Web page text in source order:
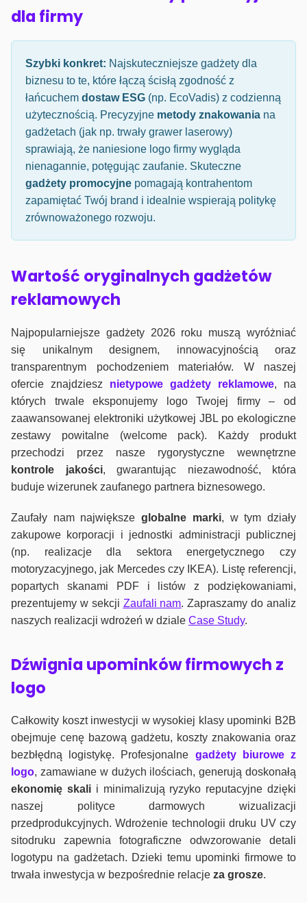
dla firmy
Szybki konkret: Najskuteczniejsze gadżety dla
biznesu to te, które łączą ścisłą zgodność z
łańcuchem dostaw ESG (np. EcoVadis) z codzienną
użytecznością. Precyzyjne metody znakowania na
gadżetach (jak np. trwały grawer laserowy)
sprawiają, że naniesione logo firmy wygląda
nienagannie, potęgując zaufanie. Skuteczne
gadżety promocyjne pomagają kontrahentom
zapamiętać Twój brand i idealnie wspierają politykę
zrównoważonego rozwoju.
Wartość oryginalnych gadżetów
reklamowych
Najpopularniejsze gadżety 2026 roku muszą wyróżniać
się unikalnym designem, innowacyjnością oraz
transparentnym pochodzeniem materiałów. W naszej
ofercie znajdziesz nietypowe gadżety reklamowe, na
których trwale eksponujemy logo Twojej firmy – od
zaawansowanej elektroniki użytkowej JBL po ekologiczne
zestawy powitalne (welcome pack). Każdy produkt
przechodzi przez nasze rygorystyczne wewnętrzne
kontrole jakości, gwarantując niezawodność, która
buduje wizerunek zaufanego partnera biznesowego.
Zaufały nam największeglobalne marki, w tym działy
zakupowe korporacji i jednostki administracji publicznej
(np. realizacje dla sektora energetycznego czy
motoryzacyjnego, jak Mercedes czy IKEA). Listę referencji,
popartych skanami PDF i listów z podziękowaniami,
prezentujemy w sekcji Zaufali nam. Zapraszamy do analiz
naszych realizacji wdrożeń w dziale Case Study.
Dźwignia upominków firmowych z
logo
Całkowity koszt inwestycji w wysokiej klasy upominki B2B
obejmuje cenę bazową gadżetu, koszty znakowania oraz
bezbłędną logistykę. Profesjonalne gadżety biurowe z
logo, zamawiane w dużych ilościach, generują doskonałą
ekonomię skalii minimalizują ryzyko reputacyjne dzięki
naszej polityce darmowych wizualizacji
przedprodukcyjnych. Wdrożenie technologii druku UV czy
sitodruku zapewnia fotograficzne odwzorowanie detali
logotypu na gadżetach. Dzieki temu upominki firmowe to
trwała inwestycja w bezpośrednie relacje za grosze.